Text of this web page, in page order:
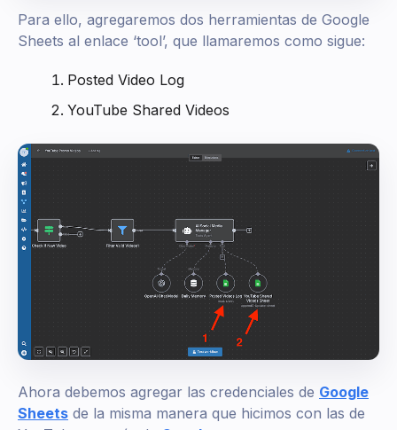
Para ello, agregaremos dos herramientas de Google
Sheets al enlace ‘tool’, que llamaremos como sigue:
Posted Video Log
YouTube Shared Videos
Ahora debemos agregar las credenciales de Google
Sheets de la misma manera que hicimos con las de